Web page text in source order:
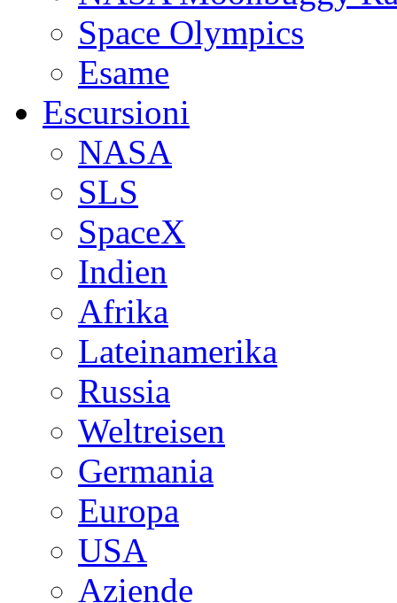
Space Olympics
Esame
Escursioni
NASA
SLS
SpaceX
Indien
Afrika
Lateinamerika
Russia
Weltreisen
Germania
Europa
USA
Aziende